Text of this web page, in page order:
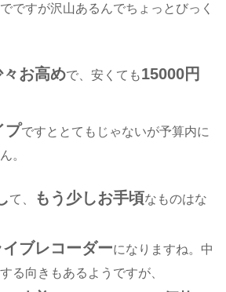
ですが沢山あるんでちょっとびっく
々お高めで、安くても15000円
プですととてもじゃないが予算内に
。
て、 もう少しお手頃なものはな
ブレコーダーになりますね。 中
る向きもあるようですが、